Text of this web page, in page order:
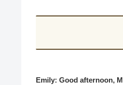
Emily: Good afternoon,